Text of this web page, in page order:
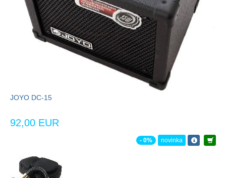
JOYO DC-15
92,00 EUR
- 0% novinka